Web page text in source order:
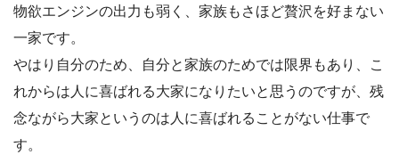
物欲エンジンの出力も弱く、家族もさほど贅沢を好まない
一家です。
やはり自分のため、自分と家族のためでは限界もあり、こ
れからは人に喜ばれる大家になりたいと思うのですが、残
念ながら大家というのは人に喜ばれることがない仕事で
す。